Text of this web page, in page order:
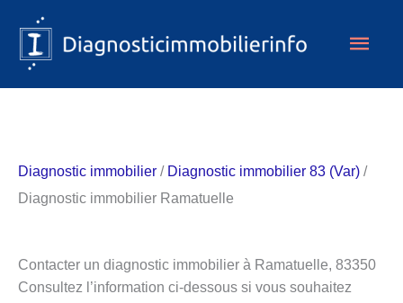
contenu
Diagnostic immobilier / Diagnostic immobilier 83 (Var) /
Diagnostic immobilier Ramatuelle
Contacter un diagnostic immobilier à Ramatuelle, 83350
Consultez l’information ci-dessous si vous souhaitez